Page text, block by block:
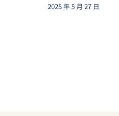
2025 年 5 月 27 日